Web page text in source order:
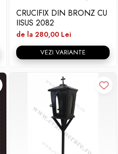
CRUCIFIX DIN BRONZ CU
IISUS 2082
de la 280,00 Lei
VEZI VARIANTE